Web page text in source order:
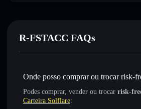
R-FSTACC FAQs
Onde posso comprar ou trocar risk-
Podes comprar, vender ou trocar risk-
Carteira Solflare: